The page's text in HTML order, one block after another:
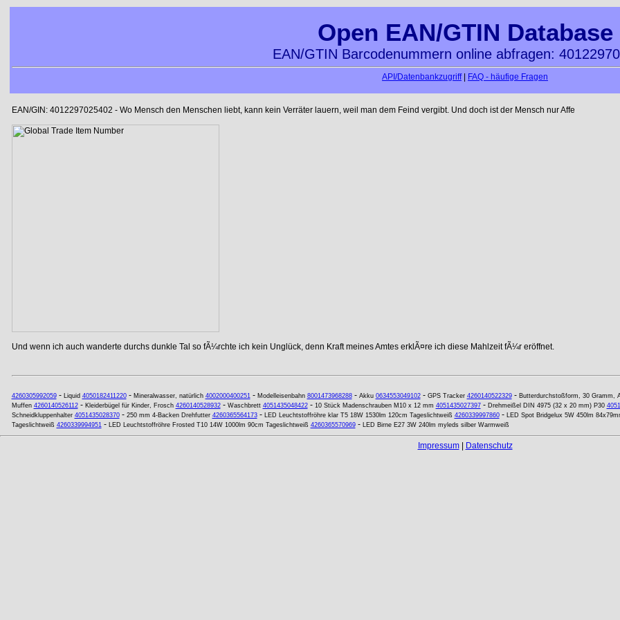
Open EAN/GTIN Database
EAN/GTIN Barcodenummern online abfragen:
API/Datenbankzugriff| FAQ - häufige Fragen
EAN/GIN: 4012297025402 - Wo Mensch den Menschen liebt, kann kein Verräter lauern, weil man dem Feind vergibt. Und doch ist der Mensch nur Affe
Und wenn ich auch wanderte durchs dunkle Tal so fÃ¼rchte ich kein Unglück, denn Kraft meines Amtes erklÃ¤re ich diese Mahlzeit fÃ¼r eröffnet.
4260305992059- Liquid 4050182411220- Mineralwasser, natürlich 4002000400251- Modelleisenbahn 8001473968288- Akku 0634553049102- GPS Tracker 4260140522329- Butterdurchstoßform, 30 Gramm,
Muffen 4260140526112- Kleiderbügel für Kinder, Frosch 4260140528932- Waschbrett 4051435048422- 10 Stück Madenschrauben M10 x 12 mm 4051435027397- Drehmeißel DIN 4975 (32 x 20 mm) P30
Schneidkluppenhalter 4051435028370- 250 mm 4-Backen Drehfutter 4260365564173- LED Leuchtstoffröhre klar T5 18W 1530lm 120cm Tageslichtweiß 4260339997860- LED Spot Bridgelux 5W 450lm
Tageslichtweiß 4260339994951- LED Leuchtstoffröhre Frosted T10 14W 1000lm 90cm Tageslichtweiß 4260365570969- LED Birne E27 3W 240lm myleds silber Warmweiß
Impressum| Datenschutz